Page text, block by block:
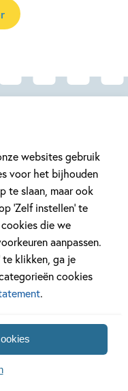
websites gebruik
voor het bijhouden
te slaan, maar ook
‘Zelf instellen’ te
die we
aanpassen.
te klikken, ga je
cookies
.
'De
Deel 5
19,99